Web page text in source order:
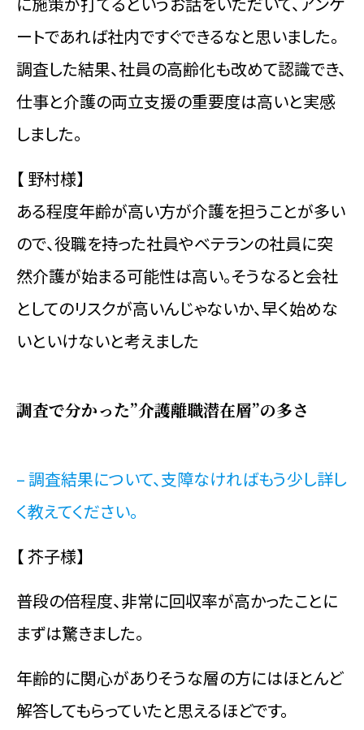
ートであれば社内ですぐできるなと思いました。
調査した結果、社員の高齢化も改めて認識でき、
仕事と介護の両立支援の重要度は高いと実感
しました。
【 野村様】
ある程度年齢が高い方が介護を担うことが多い
ので、役職を持った社員やベテランの社員に突
然介護が始まる可能性は高い。そうなると会社
としてのリスクが高いんじゃないか、早く始めな
いといけないと考えました
調査で分かった”介護離職潜在層”の多さ
– 調査結果について、支障なければもう少し詳し
く教えてください。
【 芥子様】
普段の倍程度、非常に回収率が高かったことに
まずは驚きました。
年齢的に関心がありそうな層の方にはほとんど
解答してもらっていたと思えるほどです。